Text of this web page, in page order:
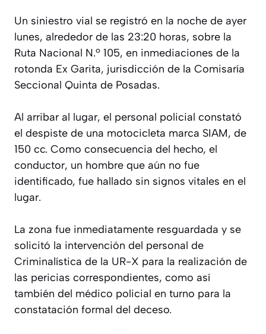
Un siniestro vial se registró en la noche de ayer
lunes, alrededor de las 23:20 horas, sobre la
Ruta Nacional N.º 105, en inmediaciones de la
rotonda Ex Garita, jurisdicción de la Comisaría
Seccional Quinta de Posadas.
Al arribar al lugar, el personal policial constató
el despiste de una motocicleta marca SIAM, de
150 cc. Como consecuencia del hecho, el
conductor, un hombre que aún no fue
identificado, fue hallado sin signos vitales en el
lugar.
La zona fue inmediatamente resguardada y se
solicitó la intervención del personal de
Criminalística de la UR-X para la realización de
las pericias correspondientes, como así
también del médico policial en turno para la
constatación formal del deceso.